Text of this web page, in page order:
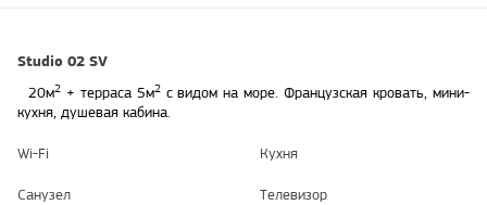
Studio 02 SV
20м2+ террасa 5м2с видом на море.Французская кровать, мини-
кухня, душевая кабина.
Wi-Fi Кухня
Санузел Телевизор